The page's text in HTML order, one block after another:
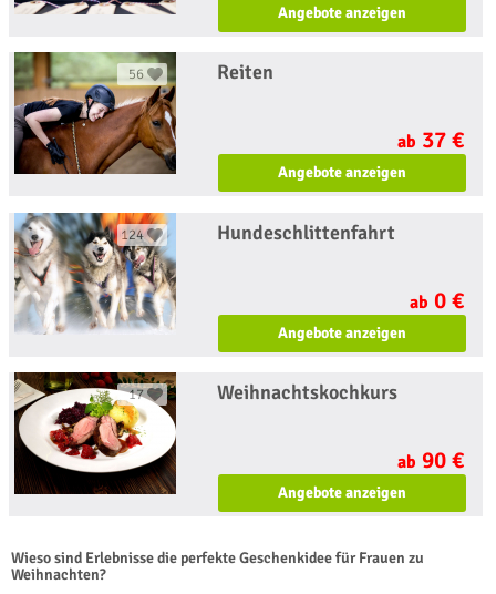
Angebote anzeigen
56 Reiten
ab 37 €
Angebote anzeigen
124 Hundeschlittenfahrt
ab 0 €
Angebote anzeigen
17 Weihnachtskochkurs
ab 90 €
Angebote anzeigen
Wieso sind Erlebnisse die perfekte Geschenkidee für Frauen zu
Weihnachten?